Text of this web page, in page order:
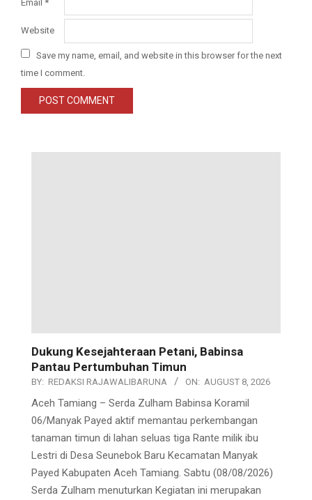
Email *
Website
Save my name, email, and website in this browser for the next
time I comment.
Dukung Kesejahteraan Petani, Babinsa
Pantau Pertumbuhan Timun
BY: REDAKSI RAJAWALIBARUNA ON: AUGUST 8, 2026
Aceh Tamiang – Serda Zulham Babinsa Koramil
06/Manyak Payed aktif memantau perkembangan
tanaman timun di lahan seluas tiga Rante milik ibu
Lestri di Desa Seunebok Baru Kecamatan Manyak
Payed Kabupaten Aceh Tamiang. Sabtu (08/08/2026)
Serda Zulham menuturkan Kegiatan ini merupakan